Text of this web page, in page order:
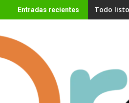
Entradas recientes Todo